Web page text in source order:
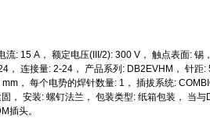
: 15 A， 额定电压(III/2): 300 V， 触点表面: 锡
， 连接量: 2-24， 产品系列: DB2EVHM， 针距:
， 每个电势的焊针数量: 1， 插拔系统:
， 安装: 螺钉法兰， 包装类型: 纸箱包装， 当与
插头。